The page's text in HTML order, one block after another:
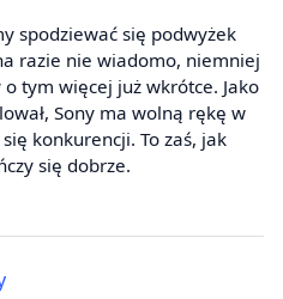
spodziewać się podwyżek
razie nie wiadomo, niemniej
tym więcej już wkrótce. Jako
Sony ma wolną rękę w
konkurencji. To zaś, jak
się dobrze.